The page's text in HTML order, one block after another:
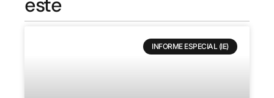
INFORME ESPECIAL (IE)